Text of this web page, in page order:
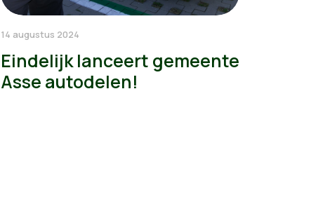
14 augustus 2024
Eindelijk lanceert gemeente
Asse autodelen!